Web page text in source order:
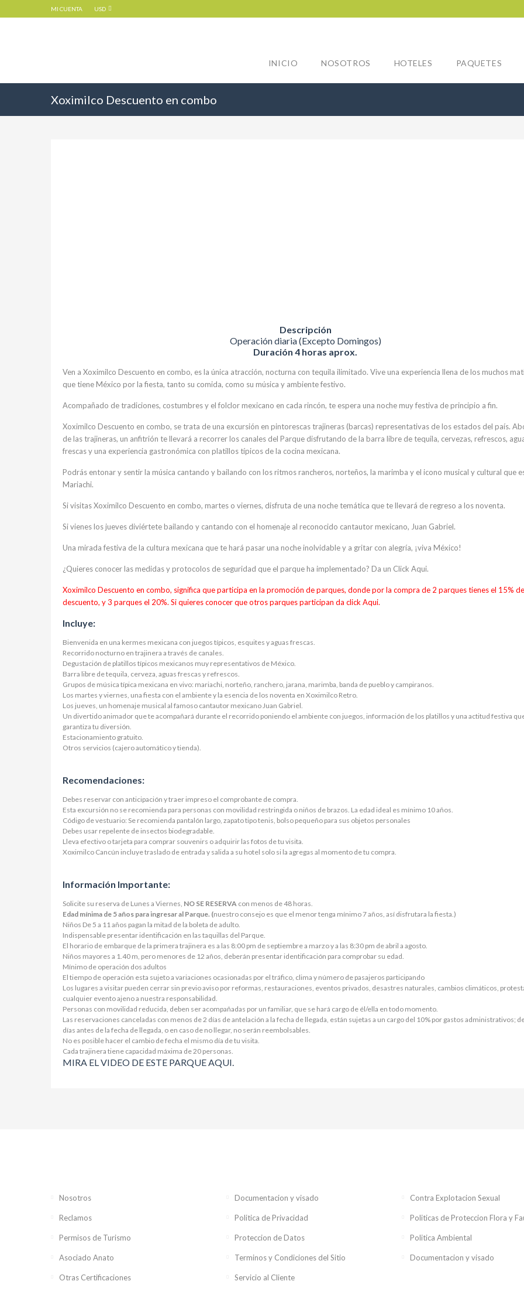
MI CUENTA USD
INICIO NOSOTROS HOTELES PAQUETES
Xoximilco Descuento en combo
Descripción
Operación diaria (Excepto Domingos)
Duración 4 horas aprox.
Ven a Xoximilco Descuento en combo, es la única atracción, nocturna con tequila ilimitado. Vive una experiencia llena de los muchos
que tiene México por la fiesta, tanto su comida, como su música y ambiente festivo.
Acompañado de tradiciones, costumbres y el folclor mexicano en cada rincón, te espera una noche muy festiva de principio a fin.
Xoximilco Descuento en combo, se trata de una excursión en pintorescas trajineras (barcas) representativas de los estados del país.
de las trajineras, un anfitrión te llevará a recorrer los canales del Parque disfrutando de la barra libre de tequila, cervezas, refrescos,
frescas y una experiencia gastronómica con platillos típicos de la cocina mexicana.
Podrás entonar y sentir la música cantando y bailando con los ritmos rancheros, norteños, la marimba y el icono musical y cultural que
Mariachi.
Si visitas Xoximilco Descuento en combo, martes o viernes, disfruta de una noche temática que te llevará de regreso a los noventa.
Si vienes los jueves diviértete bailando y cantando con el homenaje al reconocido cantautor mexicano, Juan Gabriel.
Una mirada festiva de la cultura mexicana que te hará pasar una noche inolvidable y a gritar con alegría, ¡viva México!
¿Quieres conocer las medidas y protocolos de seguridad que el parque ha implementado? Da un Click Aqui.
Xoximilco Descuento en combo, significa que participa en la promoción de parques, donde por la compra de 2 parques tienes el 15% de
descuento, y 3 parques el 20%. Si quieres conocer que otros parques participan da clickAqui.
Incluye:
Bienvenida en una kermes mexicana con juegos típicos, esquites y aguas frescas.
Recorrido nocturno en trajinera a través de canales.
Degustación de platillos típicos mexicanos muy representativos de México.
Barra libre de tequila, cerveza, aguas frescas y refrescos.
Grupos de música típica mexicana en vivo: mariachi, norteño, ranchero, jarana, marimba, banda de pueblo y campiranos.
Los martes y viernes, una fiesta con el ambiente y la esencia de los noventa en Xoximilco Retro.
Los jueves, un homenaje musical al famoso cantautor mexicano Juan Gabriel.
Un divertido animador que te acompañará durante el recorrido poniendo el ambiente con juegos, información de los platillos y una actitud festiva
garantiza tu diversión.
Estacionamiento gratuito.
Otros servicios (cajero automático y tienda).
Recomendaciones:
Debes reservar con anticipación y traer impreso el comprobante de compra.
Esta excursión no se recomienda para personas con movilidad restringida o niños de brazos. La edad ideal es mínimo 10 años.
Código de vestuario: Se recomienda pantalón largo, zapato tipo tenis, bolso pequeño para sus objetos personales
Debes usar repelente de insectos biodegradable.
Lleva efectivo o tarjeta para comprar souvenirs o adquirir las fotos de tu visita.
Xoximilco Cancún incluye traslado de entrada y salida a su hotel solo si la agregas al momento de tu compra.
Información Importante:
Solicite su reserva de Lunes a Viernes, NO SE RESERVA con menos de 48 horas.
Edad mínima de 5 años para ingresar al Parque. (nuestro consejo es que el menor tenga mínimo 7 años, así disfrutara la fiesta.)
Niños De 5 a 11 años pagan la mitad de la boleta de adulto.
Indispensable presentar identificación en las taquillas del Parque.
El horario de embarque de la primera trajinera es a las 8:00 pm de septiembre a marzo y a las 8:30 pm de abril a agosto.
Niños mayores a 1.40 m, pero menores de 12 años, deberán presentar identificación para comprobar su edad.
Mínimo de operación dos adultos
El tiempo de operación esta sujeto a variaciones ocasionadas por el tráfico, clima y número de pasajeros participando
Los lugares a visitar pueden cerrar sin previo aviso por reformas, restauraciones, eventos privados, desastres naturales, cambios climáticos,
cualquier evento ajeno a nuestra responsabilidad.
Personas con movilidad reducida, deben ser acompañadas por un familiar, que se hará cargo de él/ella en todo momento.
Las reservaciones canceladas con menos de 2 días de antelación a la fecha de llegada, están sujetas a un cargo del 10% por gastos administrativos;
días antes de la fecha de llegada, o en caso de no llegar, no serán reembolsables.
No es posible hacer el cambio de fecha el mismo día de tu visita.
Cada trajinera tiene capacidad máxima de 20 personas.
MIRA EL VIDEO DE ESTE PARQUE AQUI.
Nosotros
Reclamos
Permisos de Turismo
Asociado Anato
Otras Certificaciones
Documentacion y visado
Politica de Privacidad
Proteccion de Datos
Terminos y Condiciones del Sitio
Servicio al Cliente
Contra Explotacion Sexual
Politicas de Proteccion Flora y
Politica Ambiental
Documentacion y visado